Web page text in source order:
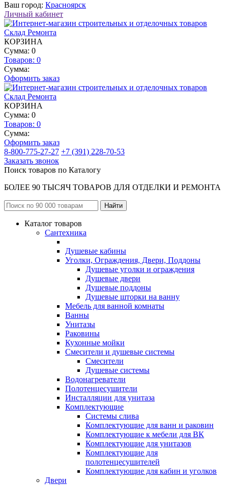
Ваш город: Красноярск
Личный кабинет
КОРЗИНА
Сумма: 0
Товаров: 0
Сумма:
Оформить заказ
КОРЗИНА
Сумма: 0
Товаров: 0
Сумма:
Оформить заказ
8-800-775-27-27 +7 (391) 228-70-53
Заказать звонок
Поиск товаров по Каталогу
БОЛЕЕ 90 ТЫСЯЧ ТОВАРОВ ДЛЯ ОТДЕЛКИ И РЕМОНТА
Каталог товаров
Сантехника
Душевые кабины
Уголки, Ограждения, Двери, Поддоны
Душевые уголки и ограждения
Душевые двери
Душевые поддоны
Душевые шторки на ванну
Мебель для ванной комнаты
Ванны
Унитазы
Раковины
Кухонные мойки
Смесители и душевые системы
Смесители
Душевые системы
Водонагреватели
Полотенцесушители
Инсталляции для унитаза
Комплектующие
Системы слива
Комплектующие для ванн и раковин
Комплектующие к мебели для ВК
Комплектующие для унитазов
Комплектующие для
полотенцесушителей
Комплектующие для кабин и уголков
Двери